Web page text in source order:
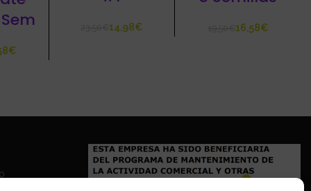
€
€14,98€ €16,58€